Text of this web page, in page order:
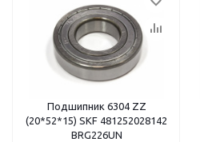
Подшипник 6304 ZZ
(20*52*15) SKF 481252028142
BRG226UN